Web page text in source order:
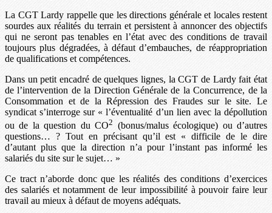
La CGT Lardy rappelle que les directions générale et locales restent
sourdes aux réalités du terrain et persistent à annoncer des objectifs
qui ne seront pas tenables en l’état avec des conditions de travail
toujours plus dégradées, à défaut d’embauches, de réappropriation
de qualifications et compétences.
Dans un petit encadré de quelques lignes, la CGT de Lardy fait état
de l’intervention de la Direction Générale de la Concurrence, de la
Consommation et de la Répression des Fraudes sur le site. Le
syndicat s’interroge sur « l’éventualité d’un lien avec la dépollution
ou de la question du CO2 (bonus/malus écologique) ou d’autres
questions… ? Tout en précisant qu’il est « difficile de le dire
d’autant plus que la direction n’a pour l’instant pas informé les
salariés du site sur le sujet… »
Ce tract n’aborde donc que les réalités des conditions d’exercices
des salariés et notamment de leur impossibilité à pouvoir faire leur
travail au mieux à défaut de moyens adéquats.